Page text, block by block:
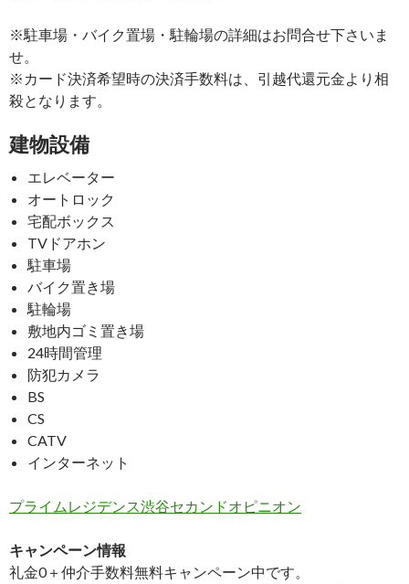
※駐車場・バイク置場・駐輪場の詳細はお問合せ下さいま
せ。
※カード決済希望時の決済手数料は、引越代還元金より相
殺となります。
建物設備
エレベーター
オートロック
宅配ボックス
TVドアホン
駐車場
バイク置き場
駐輪場
敷地内ゴミ置き場
24時間管理
防犯カメラ
BS
CS
CATV
インターネット
プライムレジデンス渋谷セカンドオピニオン
キャンペーン情報
礼金0＋仲介手数料無料キャンペーン中です。